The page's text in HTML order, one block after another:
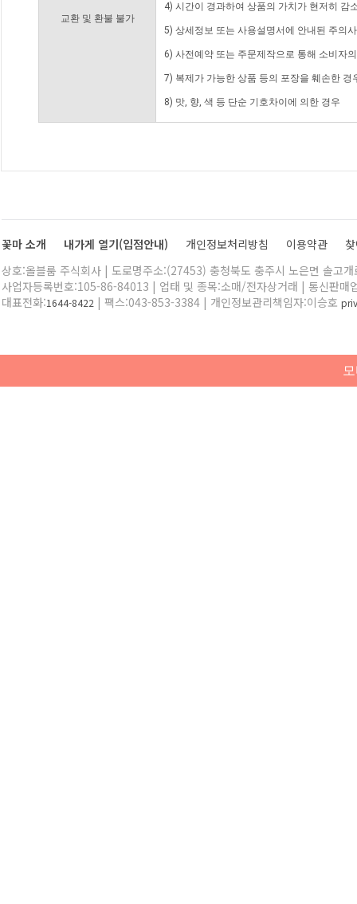
교환 및 환불 불가
4) 시간이 경과하여 상품의 가치가 현저히 감
5) 상세정보 또는 사용설명서에 안내된 주의
6) 사전예약 또는 주문제작으로 통해 소비자
7) 복제가 가능한 상품 등의 포장을 훼손한 경
8) 맛, 향, 색 등 단순 기호차이에 의한 경우
꽃마 소개 내가게 열기(입점안내) 개인정보처리방침 이용약관
상호:올블룸 주식회사 | 도로명주소:(27453) 충청북도 충주시 노은면 솔고
사업자등록번호:105-86-84013 | 업태 및 종목:소매/전자상거래 | 통신판매
대표전화:1644-8422 | 팩스:043-853-3384 | 개인정보관리책임자:이승호